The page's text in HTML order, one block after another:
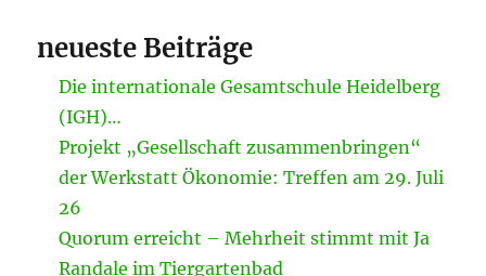
neueste Beiträge
Die internationale Gesamtschule Heidelberg
(IGH)…
Projekt „Gesellschaft zusammenbringen“
der Werkstatt Ökonomie: Treffen am 29. Juli
26
Quorum erreicht – Mehrheit stimmt mit Ja
Randale im Tiergartenbad